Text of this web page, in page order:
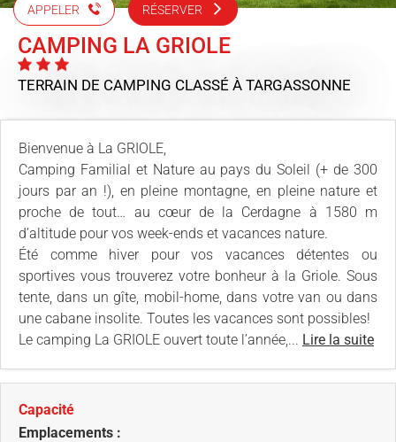
APPELER RÉSERVER
CAMPING LA GRIOLE
TERRAIN DE CAMPING CLASSÉ À TARGASSONNE
Bienvenue à La GRIOLE,
Camping Familial et Nature au pays du Soleil (+ de 300
jours par an !), en pleine montagne, en pleine nature et
proche de tout… au cœur de la Cerdagne à 1580 m
d’altitude pour vos week-ends et vacances nature.
Été comme hiver pour vos vacances détentes ou
sportives vous trouverez votre bonheur à la Griole. Sous
tente, dans un gîte, mobil-home, dans votre van ou dans
une cabane insolite. Toutes les vacances sont possibles!
Le camping La GRIOLE ouvert toute l’année,... Lire la suite
Capacité
Emplacements :